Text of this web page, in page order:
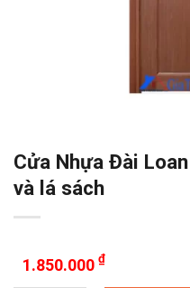
Cửa Nhựa Đài
và lá sách
1.850.000 ₫